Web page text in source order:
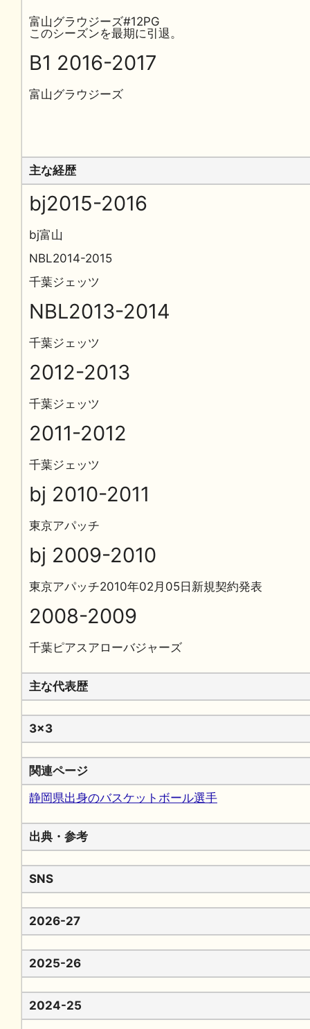
富山グラウジーズ#12PG
このシーズンを最期に引退。
B1 2016-2017
富山グラウジーズ
主な経歴
bj2015-2016
bj富山
NBL2014-2015
千葉ジェッツ
NBL2013-2014
千葉ジェッツ
2012-2013
千葉ジェッツ
2011-2012
千葉ジェッツ
bj 2010-2011
東京アパッチ
bj 2009-2010
東京アパッチ2010年02月05日新規契約発表
2008-2009
千葉ピアスアローバジャーズ
主な代表歴
3x3
関連ページ
静岡県出身のバスケットボール選手
出典・参考
SNS
2026-27
2025-26
2024-25